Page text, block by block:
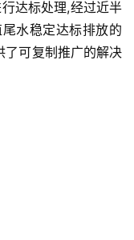
达标处理,经过近半
水稳定达标排放的
了可复制推广的解决